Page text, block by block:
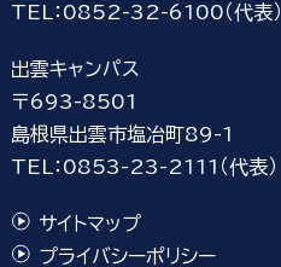
TEL：0852-32-6100（代表）
出雲キャンパス
〒693-8501
島根県出雲市塩冶町89-1
TEL：0853-23-2111（代表）
サイトマップ
プライバシーポリシー